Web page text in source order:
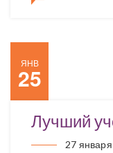
ЯНВ
25
Лучший
27